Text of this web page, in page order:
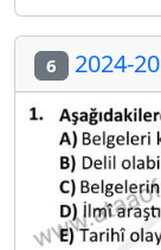
6 2024-